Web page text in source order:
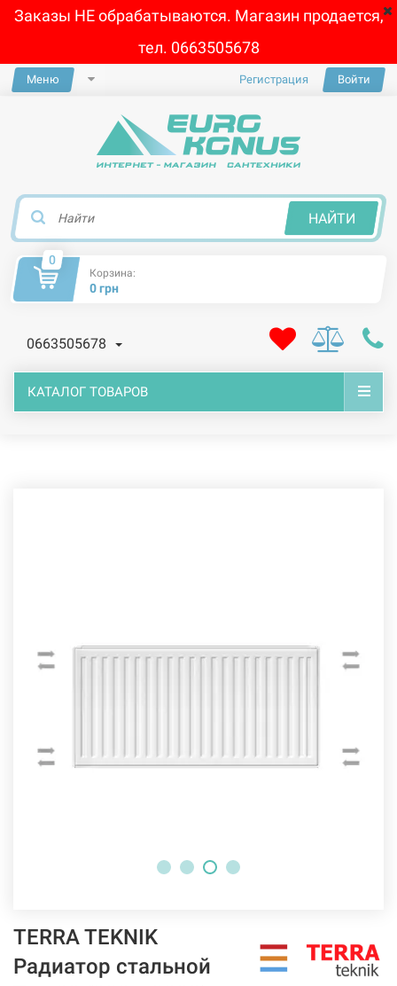
Заказы НЕ обрабатываются. Магазин продается,
тел. 0663505678
Меню Регистрация Войти
НАЙТИ
0
Корзина:
0 грн
0663505678
КАТАЛОГ ТОВАРОВ
TERRA TEKNIK
Радиатор стальной